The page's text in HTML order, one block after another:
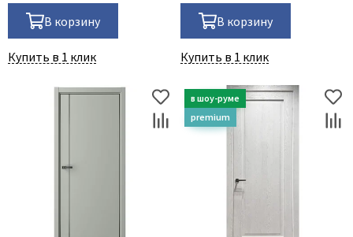
В корзину
Купить в 1 клик
В корзину
Купить в 1 клик